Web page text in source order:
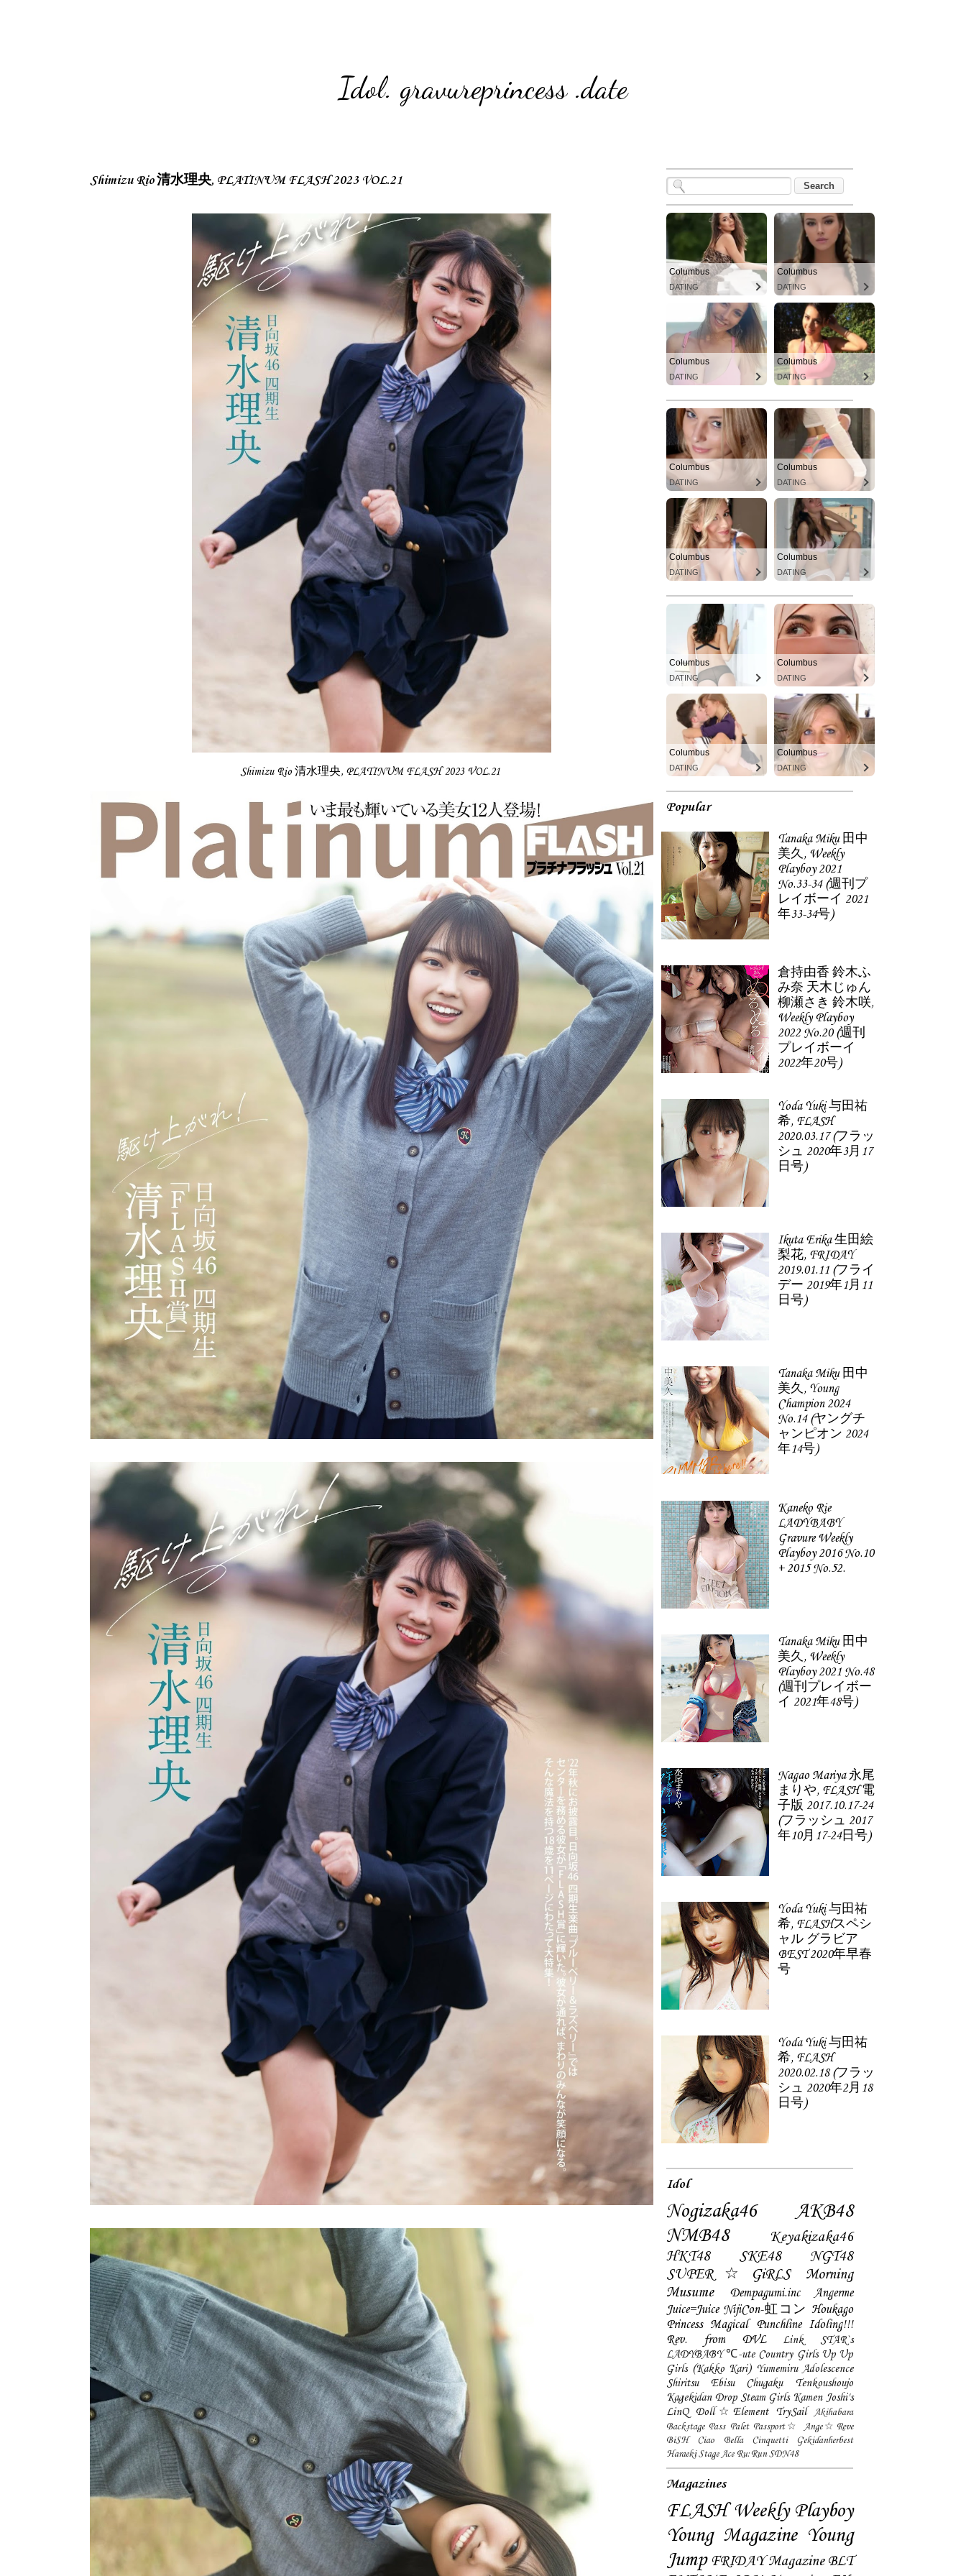
Idol. gravureprincess .date
Shimizu Rio 清水理央, PLATINUM FLASH 2023 VOL.21
Shimizu Rio 清水理央, PLATINUM FLASH 2023 VOL.21
Columbus
DATING
Columbus
DATING
Columbus
DATING
Columbus
DATING
Columbus
DATING
Columbus
DATING
Columbus
DATING
Columbus
DATING
Columbus
DATING
Columbus
DATING
Columbus
DATING
Columbus
DATING
Popular
Tanaka Miku 田中
美久, Weekly
Playboy 2021
No.33-34 (週刊プ
レイボーイ 2021
年33-34号)
倉持由香 鈴木ふ
み奈 天木じゅん
柳瀬さき 鈴木咲,
Weekly Playboy
2022 No.20 (週刊
プレイボーイ
2022年20号)
Yoda Yuki 与田祐
希, FLASH
2020.03.17 (フラッ
シュ 2020年3月17
日号)
Ikuta Erika 生田絵
梨花, FRIDAY
2019.01.11 (フライ
デー 2019年1月11
日号)
Tanaka Miku 田中
美久, Young
Champion 2024
No.14 (ヤングチ
ャンピオン 2024
年14号)
Kaneko Rie
LADYBABY
Gravure Weekly
Playboy 2016 No.10
+ 2015 No.52.
Tanaka Miku 田中
美久, Weekly
Playboy 2021 No.48
(週刊プレイボー
イ 2021年48号)
Nagao Mariya 永尾
まりや, FLASH 電
子版 2017.10.17-24
(フラッシュ 2017
年10月17-24日号)
Yoda Yuki 与田祐
希, FLASHスペシ
ャル グラビア
BEST 2020年早春
号
Yoda Yuki 与田祐
希, FLASH
2020.02.18 (フラッ
シュ 2020年2月18
日号)
Idol
Nogizaka46
AKB48
NMB48
Keyakizaka46
HKT48
SKE48
NGT48
SUPER☆GiRLS
Morning
Musume
Dempagumi.inc
Angerme
Juice=Juice NijiCon-虹コン Houkago
Princess Magical Punchline Idoling!!!
Rev. from DVL
Link STAR`s
LADYBABY ℃-ute Country Girls Up Up
Girls (Kakko Kari) Yumemiru Adolescence
Shiritsu Ebisu Chugaku
Tenkoushoujo
Kagekidan Drop Steam Girls Kamen Joshi's
LinQ Doll☆Element TrySail
Akihabara
Backstage Pass Palet Passport☆
Ange☆Reve
BiSH
Ciao Bella Cinquetti
Gekidanherbest
Haraeki Stage Ace Ru:Run SDN48
Magazines
FLASH Weekly Playboy
Young Magazine Young
Jump FRIDAY Magazine BLT